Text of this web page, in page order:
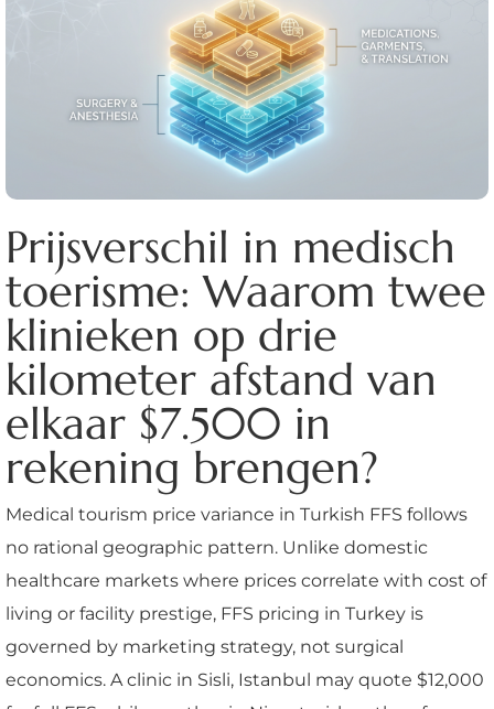
Prijsverschil in medisch
toerisme: Waarom twee
klinieken op drie
kilometer afstand van
elkaar $7.500 in
rekening brengen?
Medical tourism price variance in Turkish FFS follows
no rational geographic pattern. Unlike domestic
healthcare markets where prices correlate with cost of
living or facility prestige, FFS pricing in Turkey is
governed by marketing strategy, not surgical
economics. A clinic in Sisli, Istanbul may quote $12,000